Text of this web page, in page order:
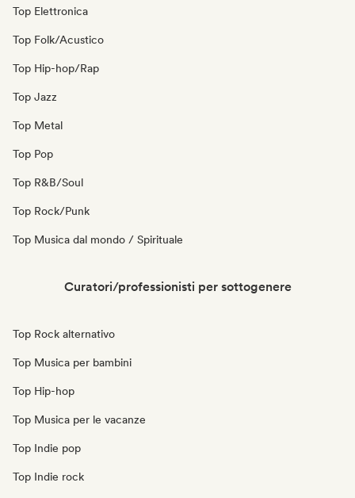
Top Elettronica
Top Folk/Acustico
Top Hip-hop/Rap
Top Jazz
Top Metal
Top Pop
Top R&B/Soul
Top Rock/Punk
Top Musica dal mondo / Spirituale
Curatori/professionisti per sottogenere
Top Rock alternativo
Top Musica per bambini
Top Hip-hop
Top Musica per le vacanze
Top Indie pop
Top Indie rock